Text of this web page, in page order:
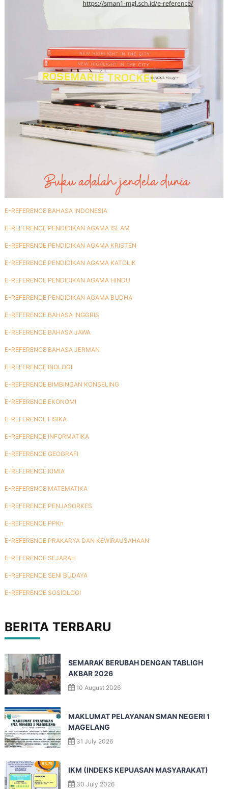
E-REFERENCE BAHASA INDONESIA
E-REFERENCE PENDIDIKAN AGAMA ISLAM
E-REFERENCE PENDIDIKAN AGAMA KRISTEN
E-REFERENCE PENDIDIKAN AGAMA KATOLIK
E-REFERENCE PENDIDIKAN AGAMA HINDU
E-REFERENCE PENDIDIKAN AGAMA BUDHA
E-REFERENCE BAHASA INGGRIS
E-REFERENCE BAHASA JAWA
E-REFERENCE BAHASA JERMAN
E-REFERENCE BIOLOGI
E-REFERENCE BIMBINGAN KONSELING
E-REFERENCE EKONOMI
E-REFERENCE FISIKA
E-REFERENCE INFORMATIKA
E-REFERENCE GEOGRAFI
E-REFERENCE KIMIA
E-REFERENCE MATEMATIKA
E-REFERENCE PENJASORKES
E-REFERENCE PPKn
E-REFERENCE PRAKARYA DAN KEWIRAUSAHAAN
E-REFERENCE SEJARAH
E-REFERENCE SENI BUDAYA
E-REFERENCE SOSIOLOGI
BERITA TERBARU
SEMARAK BERUBAH DENGAN TABLIGH
AKBAR 2026
10 August 2026
MAKLUMAT PELAYANAN SMAN NEGERI 1
MAGELANG
31 July 2026
IKM (INDEKS KEPUASAN MASYARAKAT)
30 July 2026